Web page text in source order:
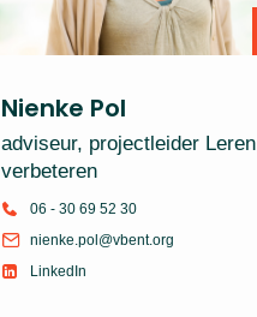
Nienke Pol
adviseur, projectleider Leren
verbeteren
06 - 30 69 52 30
nienke.pol@vbent.org
LinkedIn